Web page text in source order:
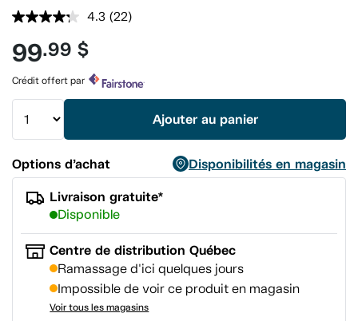
4.3 Lire
vers
la
(22)
99.99 $
Crédit offert par
Ajouter au panier
Options d’achat
Disponibilités en magasin
Livraison gratuite*
Disponible
Centre de distribution Québec
Ramassage d'ici quelques jours
Impossible de voir ce produit en magasin
Voir tous les magasins